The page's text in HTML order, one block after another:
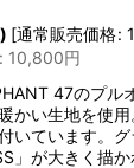
[通常販売価格:
: 10,800円
47のプル
かい生地を使
いています。
」が大きく描